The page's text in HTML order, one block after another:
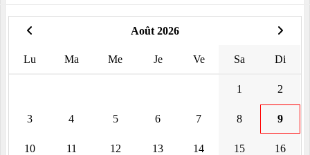
Août 2026
Lu Ma Me Je Ve Sa Di
1 2
3 4 5 6 7 8 9
10 11 12 13 14 15 16